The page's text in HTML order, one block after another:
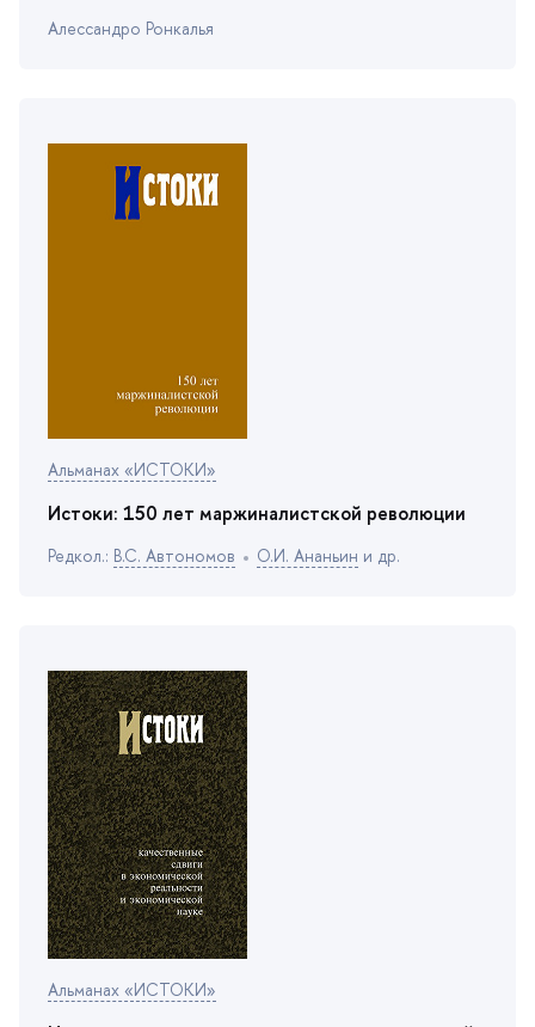
Алессандро Ронкалья
Альманах «ИСТОКИ»
Истоки: 150 лет маржиналистской революции
Редкол.: .С. Автономо О.И. Ананьин и др.
Альманах «ИСТОКИ»